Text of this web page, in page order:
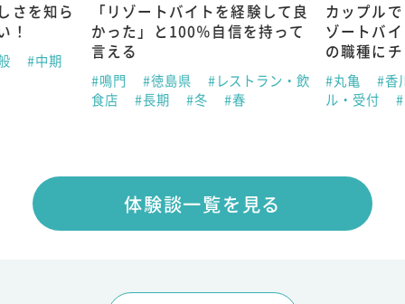
さを知ら
！
#中期
「リゾートバイトを経験して良
かった」と100％自信を持って
言える
#鳴門 #徳島県
#レストラン・飲
食店
#長期 #冬 #春
カップル
ゾートバ
の職種に
#丸亀
#香
ル・受付
体験談一覧を見る